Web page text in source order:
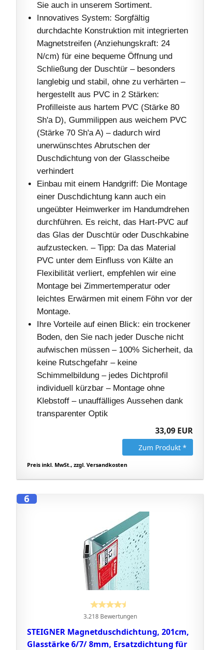
Sie auch in unserem Sortiment.
Innovatives System: Sorgfältig
durchdachte Konstruktion mit integrierten
Magnetstreifen (Anziehungskraft: 24
N/cm) für eine bequeme Öffnung und
Schließung der Duschtür – besonders
langlebig und stabil, ohne zu verhärten –
hergestellt aus PVC in 2 Stärken:
Profilleiste aus hartem PVC (Stärke 80
Sh'a D), Gummilippen aus weichem PVC
(Stärke 70 Sh'a A) – dadurch wird
unerwünschtes Abrutschen der
Duschdichtung von der Glasscheibe
verhindert
Einbau mit einem Handgriff: Die Montage
einer Duschdichtung kann auch ein
ungeübter Heimwerker im Handumdrehen
durchführen. Es reicht, das Hart-PVC auf
das Glas der Duschtür oder Duschkabine
aufzustecken. – Tipp: Da das Material
PVC unter dem Einfluss von Kälte an
Flexibilität verliert, empfehlen wir eine
Montage bei Zimmertemperatur oder
leichtes Erwärmen mit einem Föhn vor der
Montage.
Ihre Vorteile auf einen Blick: ein trockener
Boden, den Sie nach jeder Dusche nicht
aufwischen müssen – 100% Sicherheit, da
keine Rutschgefahr – keine
Schimmelbildung – jedes Dichtprofil
individuell kürzbar – Montage ohne
Klebstoff – unauffälliges Aussehen dank
transparenter Optik
33,09 EUR
Zum Produkt *
Preis inkl. MwSt., zzgl. Versandkosten
6
3.218 Bewertungen
STEIGNER Magnetduschdichtung, 201cm,
Glasstärke 6/7/ 8mm, Ersatzdichtung für